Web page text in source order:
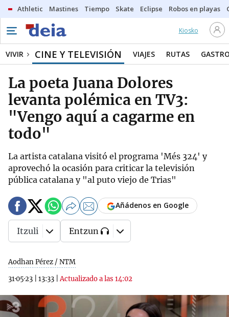
Athletic Mastines Tiempo Skate Eclipse Robos en playas
Kiosko
VIVIR CINE Y TELEVISIÓN VIAJES RUTAS
La poeta Juana Dolores
levanta polémica en TV3:
"Vengo aquí a cagarme en
todo"
La artista catalana visitó el programa 'Més 324' y
aprovechó la ocasión para criticar la televisión
pública catalana y "al puto viejo de Trias"
Aodhan Pérez / NTM
31·05·23
13:33 |Actualizado a las 14:02
Añádenos en Google
Itzuli Entzun